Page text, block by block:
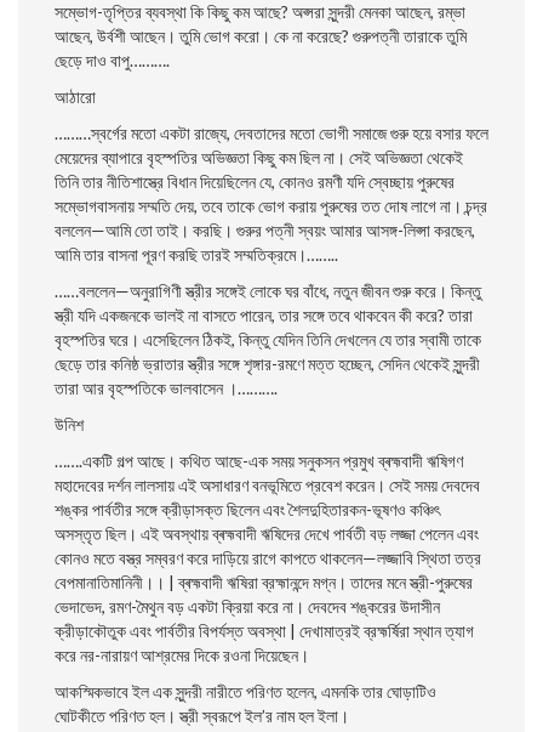
সম্ভোগ-তৃপ্তির ব্যবস্থা কি কিছু কম আছে? অপ্সরা সুন্দরী মেনকা আছেন, রম্ভা
আছেন, উর্বশী আছেন। তুমি ভােগ করাে। কে না করেছে? গুরুপত্নী তারাকে তুমি
ছেড়ে দাও বাপু……….
আঠারাে
………স্বর্গের মতাে একটা রাজ্যে, দেবতাদের মতাে ভােগী সমাজে গুরু হয়ে বসার ফলে
মেয়েদের ব্যাপারে বৃহস্পতির অভিজ্ঞতা কিছু কম ছিল না। সেই অভিজ্ঞতা থেকেই
তিনি তার নীতিশাস্ত্রে বিধান দিয়েছিলেন যে, কোনও রমণী যদি স্বেচ্ছায় পুরুষের
সম্ভোগবাসনায় সম্মতি দেয়, তবে তাকে ভােগ করায় পুরুষের তত দোষ লাগে না। চন্দ্র
বললেন—আমি তাে তাই। করছি। গুরুর পত্নী স্বয়ং আমার আসঙ্গ-লিপ্সা করছেন,
আমি তার বাসনা পূরণ করছি তারই সম্মতিক্রমে।……..
……বললেন—অনুরাগিণী স্ত্রীর সঙ্গেই লােকে ঘর বাঁধে, নতুন জীবন শুরু করে। কিন্তু
স্ত্রী যদি একজনকে ভালই না বাসতে পারেন, তার সঙ্গে তবে থাকবেন কী করে? তারা
বৃহস্পতির ঘরে। এসেছিলেন ঠিকই, কিন্তু যেদিন তিনি দেখলেন যে তার স্বামী তাকে
ছেড়ে তার কনিষ্ঠ ভ্রাতার স্ত্রীর সঙ্গে শৃঙ্গার-রমণে মত্ত হচ্ছেন, সেদিন থেকেই সুন্দরী
তারা আর বৃহস্পতিকে ভালবাসেন ।……….
উনিশ
…….একটি গল্প আছে। কথিত আছে-এক সময় সনুকসন প্রমুখ ব্ৰহ্মবাদী ঋষিগণ
মহাদেবের দর্শন লালসায় এই অসাধারণ বনভূমিতে প্রবেশ করেন। সেই সময় দেবদেব
শঙ্কর পার্বতীর সঙ্গে ক্রীড়াসক্ত ছিলেন এবং শৈলদুহিতারকন-ভূষণও কঞ্চিৎ
অসস্তৃত ছিল। এই অবস্থায় ব্ৰহ্মবাদী ঋষিদের দেখে পার্বতী বড় লজ্জা পেলেন এবং
কোনও মতে বস্ত্র সম্বরণ করে দাড়িয়ে রাগে কাপতে থাকলেন—লজ্জাবি স্থিতা তত্র
বেপমানাতিমানিনী।। | ব্ৰহ্মবাদী ঋষিরা ব্রহ্মানন্দে মগ্ন। তাদের মনে স্ত্রী-পুরুষের
ভেদাভেদ, রমণ-মৈথুন বড় একটা ক্রিয়া করে না। দেবদেব শঙ্করের উদাসীন
ক্রীড়াকৌতুক এবং পার্বতীর বিপর্যস্ত অবস্থা | দেখামাত্রই ব্রহ্মর্ষিরা স্থান ত্যাগ
করে নর-নারায়ণ আশ্রমের দিকে রওনা দিয়েছেন।
আকস্মিকভাবে ইল এক সুন্দরী নারীতে পরিণত হলেন, এমনকি তার ঘােড়াটিও
ঘােটকীতে পরিণত হল। স্ত্রী স্বরূপে ইল’র নাম হল ইলা।